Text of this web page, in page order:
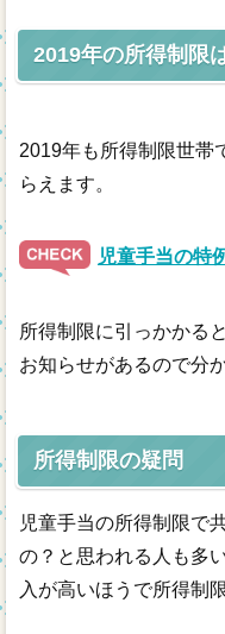
2019年の所得制限
2019年も所得制限世帯
らえます。
児童手当の
所得制限に引っかかる
お知らせがあるので分
所得制限の疑問
児童手当の所得制限で
の？と思われる人も多
入が高いほうで所得制